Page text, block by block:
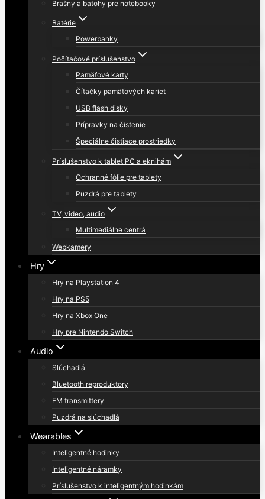
Brašny a batohy pre notebooky
Batérie
Powerbanky
Počítačové príslušenstvo
Pamäťové karty
Čítačky pamäťových kariet
USB flash disky
Prípravky na čistenie
Špeciálne čistiace prostriedky
Príslušenstvo k tablet PC a eknihám
Ochranné fólie pre tablety
Puzdrá pre tablety
TV, video, audio
Multimediálne centrá
Webkamery
Hry
Hry na Playstation 4
Hry na PS5
Hry na Xbox One
Hry pre Nintendo Switch
Audio
Slúchadlá
Bluetooth reproduktory
FM transmittery
Puzdrá na slúchadlá
Wearables
Inteligentné hodinky
Inteligentné náramky
Príslušenstvo k inteligentným hodinkám